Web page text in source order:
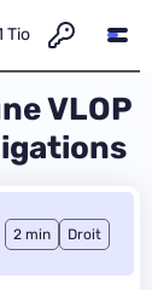
Tio
VLOP
2 min Droit